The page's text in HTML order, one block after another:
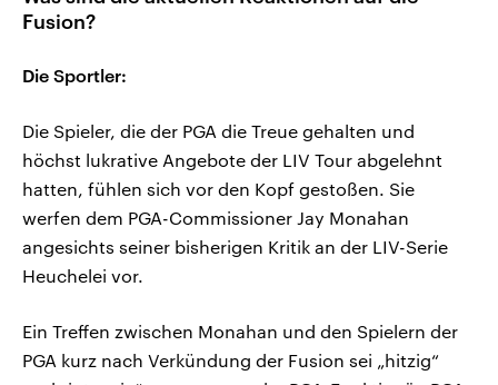
Fusion?
Die Sportler:
Die Spieler, die der PGA die Treue gehalten und
höchst lukrative Angebote der LIV Tour abgelehnt
hatten, fühlen sich vor den Kopf gestoßen. Sie
werfen dem PGA-Commissioner Jay Monahan
angesichts seiner bisherigen Kritik an der LIV-Serie
Heuchelei vor.
Ein Treffen zwischen Monahan und den Spielern der
PGA kurz nach Verkündung der Fusion sei „hitzig“